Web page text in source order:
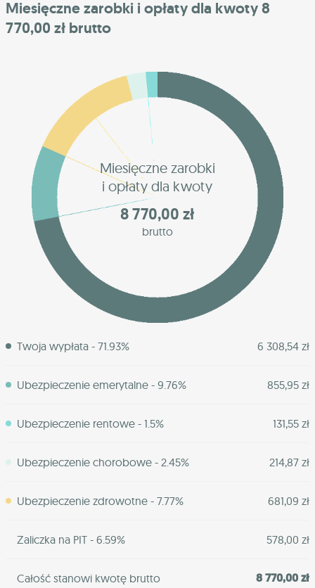
Miesięczne zarobki i opłaty dla kwoty 8
770,00 zł brutto
Miesięczne zarobki
i opłaty dla kwoty
8 770,00 zł
brutto
Twoja wypłata - 71.93% 6 308,54 zł
Ubezpieczenie emerytalne - 9.76% 855,95 zł
Ubezpieczenie rentowe - 1.5% 131,55 zł
Ubezpieczenie chorobowe - 2.45% 214,87 zł
Ubezpieczenie zdrowotne - 7.77% 681,09 zł
Zaliczka na PIT - 6.59% 578,00 zł
Całość stanowi kwotę brutto 8 770,00 zł